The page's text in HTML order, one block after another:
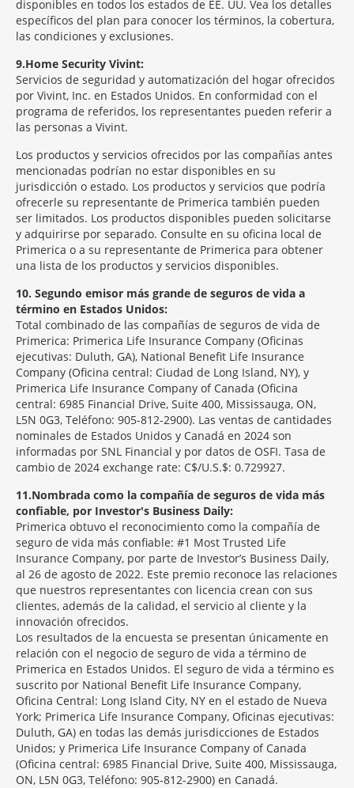
disponibles en todos los estados de EE. UU. Vea los detalles
específicos del plan para conocer los términos, la cobertura,
las condiciones y exclusiones.
9 Home Security Vivint:
Servicios de seguridad y automatización del hogar ofrecidos
por Vivint, Inc. en Estados Unidos. En conformidad con el
programa de referidos, los representantes pueden referir a
las personas a Vivint.
Los productos y servicios ofrecidos por las compañías antes
mencionadas podrían no estar disponibles en su
jurisdicción o estado. Los productos y servicios que podría
ofrecerle su representante de Primerica también pueden
ser limitados. Los productos disponibles pueden solicitarse
y adquirirse por separado. Consulte en su oficina local de
Primerica o a su representante de Primerica para obtener
una lista de los productos y servicios disponibles.
10 Segundo emisor más grande de seguros de vida a
término en Estados Unidos:
Total combinado de las compañías de seguros de vida de
Primerica: Primerica Life Insurance Company (Oficinas
ejecutivas: Duluth, GA), National Benefit Life Insurance
Company (Oficina central: Ciudad de Long Island, NY), y
Primerica Life Insurance Company of Canada (Oficina
central: 6985 Financial Drive, Suite 400, Mississauga, ON,
L5N 0G3, Teléfono: 905-812-2900). Las ventas de cantidades
nominales de Estados Unidos y Canadá en 2024 son
informadas por SNL Financial y por datos de OSFI. Tasa de
cambio de 2024 exchange rate: C$/U.S.$: 0.729927.
11 Nombrada como la compañía de seguros de vida más
confiable, por Investor's Business Daily:
Primerica obtuvo el reconocimiento como la compañía de
seguro de vida más confiable: #1 Most Trusted Life
Insurance Company, por parte de Investor’s Business Daily,
al 26 de agosto de 2022. Este premio reconoce las relaciones
que nuestros representantes con licencia crean con sus
clientes, además de la calidad, el servicio al cliente y la
innovación ofrecidos.
Los resultados de la encuesta se presentan únicamente en
relación con el negocio de seguro de vida a término de
Primerica en Estados Unidos. El seguro de vida a término es
suscrito por National Benefit Life Insurance Company,
Oficina Central: Long Island City, NY en el estado de Nueva
York; Primerica Life Insurance Company, Oficinas ejecutivas:
Duluth, GA) en todas las demás jurisdicciones de Estados
Unidos; y Primerica Life Insurance Company of Canada
(Oficina central: 6985 Financial Drive, Suite 400, Mississauga,
ON, L5N 0G3, Teléfono: 905-812-2900) en Canadá.